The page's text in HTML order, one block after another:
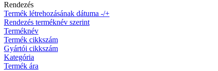
Rendezés
Termék létrehozásának dátuma -/+
Rendezés terméknév szerint
Terméknév
Termék cikkszám
Gyártói cikkszám
Kategória
Termék ára